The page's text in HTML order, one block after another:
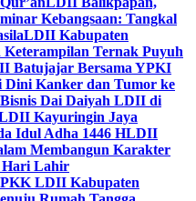
Kebangsaan: Tangkal
LDII Kabupaten
Ternak Puyuh
Batujajar Bersama YPKI
Dini Kanker dan Tumor ke
Dai Daiyah LDII di
Kayuringin Jaya
Idul Adha 1446 HLDII
Membangun Karakter
Hari Lahir
LDII Kabupaten